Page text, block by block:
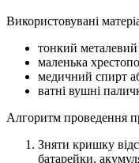
Використовувані
тонкий металевий
маленька
медичний спирт
ватні вушні
Алгоритм проведення
Зняти кришку
батарейки,